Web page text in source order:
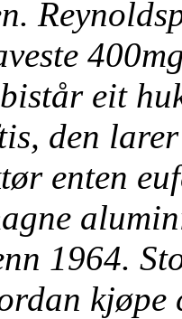
eit
den
enten
1964.
kjøpe